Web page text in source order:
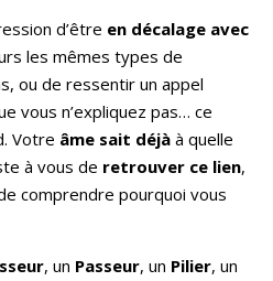
d’être en décalage avec
les mêmes types de
ou de ressentir un appel
vous n’expliquez pas… ce
Votre âme sait déjà à quelle
à vous de retrouver ce lien,
comprendre pourquoi vous
, un Passeur, un Pilier, un